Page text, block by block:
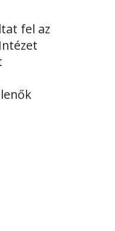
fel az